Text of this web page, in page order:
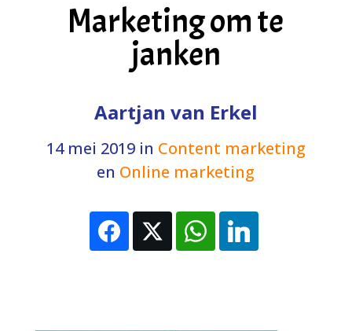
Marketing om te
janken
Aartjan van Erkel
14 mei 2019in Content marketing
en Online marketing